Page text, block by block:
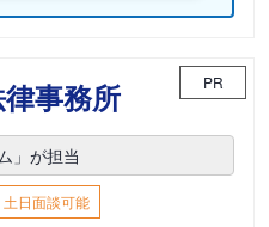
事務所 PR
」が担当
土日面談可能